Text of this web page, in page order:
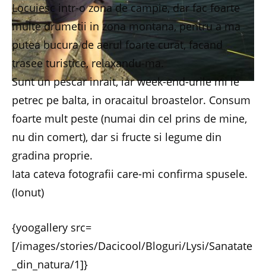
Locuiesc intr-o zona de campie, dar fac foarte
multe drumetii in zona montana, pentru a ma
putea bucura de aerul foarte curat, facand
trasee turistice, relaxandu-ma.
Sunt un pescar inrait, iar week-end-urile mi le
petrec pe balta, in oracaitul broastelor. Consum
foarte mult peste (numai din cel prins de mine,
nu din comert), dar si fructe si legume din
gradina proprie.
Iata cateva fotografii care-mi confirma spusele.
(Ionut)
{yoogallery src=
[/images/stories/Dacicool/Bloguri/Lysi/Sanatate
_din_natura/1]}